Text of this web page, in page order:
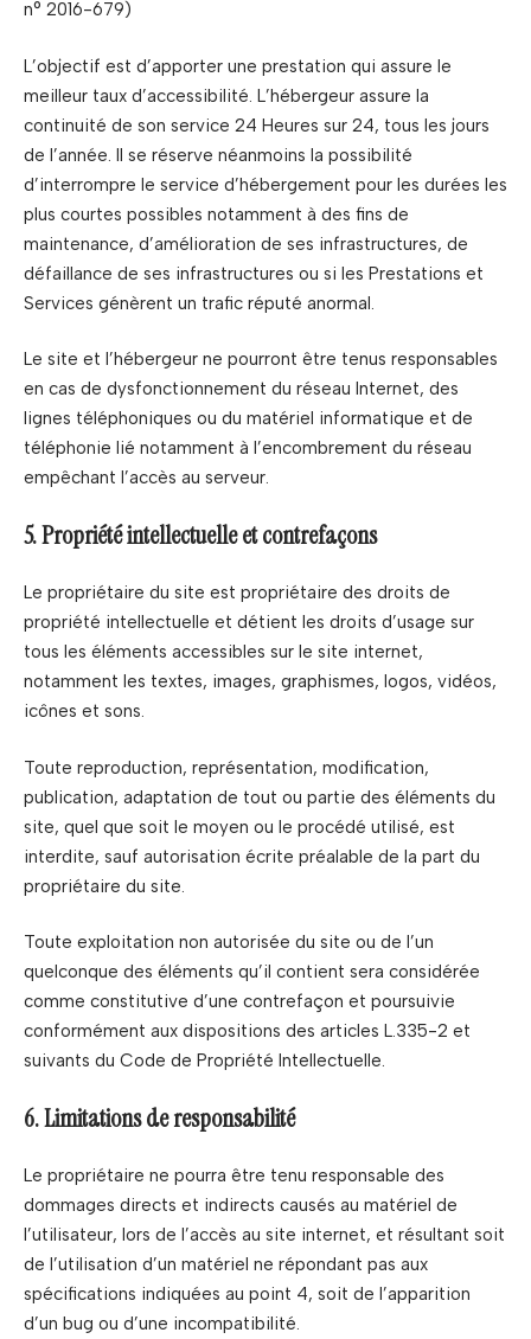
n° 2016-679)
L’objectif est d’apporter une prestation qui assure le
meilleur taux d’accessibilité. L’hébergeur assure la
continuité de son service 24 Heures sur 24, tous les jours
de l’année. Il se réserve néanmoins la possibilité
d’interrompre le service d’hébergement pour les durées les
plus courtes possibles notamment à des fins de
maintenance, d’amélioration de ses infrastructures, de
défaillance de ses infrastructures ou si les Prestations et
Services génèrent un trafic réputé anormal.
Le site et l’hébergeur ne pourront être tenus responsables
en cas de dysfonctionnement du réseau Internet, des
lignes téléphoniques ou du matériel informatique et de
téléphonie lié notamment à l’encombrement du réseau
empêchant l’accès au serveur.
5. Propriété intellectuelle et contrefaçons
Le propriétaire du site est propriétaire des droits de
propriété intellectuelle et détient les droits d’usage sur
tous les éléments accessibles sur le site internet,
notamment les textes, images, graphismes, logos, vidéos,
icônes et sons.
Toute reproduction, représentation, modification,
publication, adaptation de tout ou partie des éléments du
site, quel que soit le moyen ou le procédé utilisé, est
interdite, sauf autorisation écrite préalable de la part du
propriétaire du site.
Toute exploitation non autorisée du site ou de l’un
quelconque des éléments qu’il contient sera considérée
comme constitutive d’une contrefaçon et poursuivie
conformément aux dispositions des articles L.335-2 et
suivants du Code de Propriété Intellectuelle.
6. Limitations de responsabilité
Le propriétaire ne pourra être tenu responsable des
dommages directs et indirects causés au matériel de
l’utilisateur, lors de l’accès au site internet, et résultant soit
de l’utilisation d’un matériel ne répondant pas aux
spécifications indiquées au point 4, soit de l’apparition
d’un bug ou d’une incompatibilité.